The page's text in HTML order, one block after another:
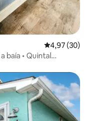
4,97 de uma
4,97 (30)
baía • Quintal